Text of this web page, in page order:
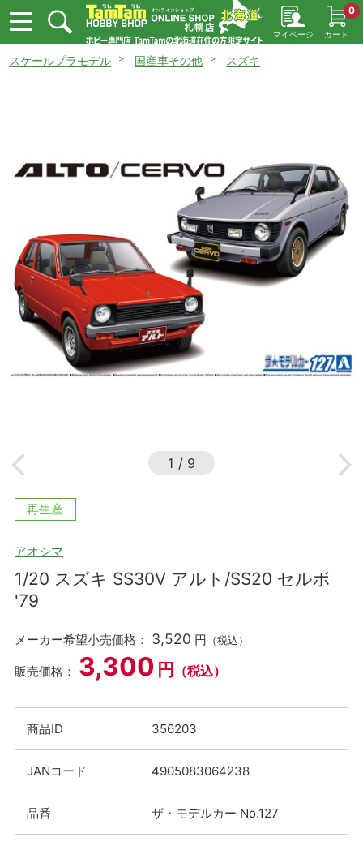
マイページ カート
0
スケールプラモデル 国産車その他 スズキ
1 / 9
再生産
アオシマ
1/20 スズキ SS30V アルト/SS20 セルボ
'79
メーカー希望小売価格： 3,520 円 （税込）
販売価格： 3,300 円 （税込）
商品ID 356203
JANコード 4905083064238
品番 ザ・モデルカー No.127